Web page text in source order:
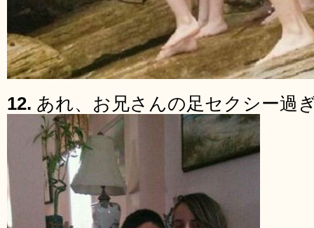
12. あれ、お兄さんの足セクシー過